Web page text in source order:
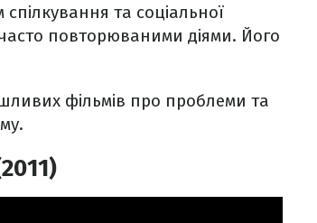
та соціальної
повторюваними діями. Його
фільмів про проблеми та